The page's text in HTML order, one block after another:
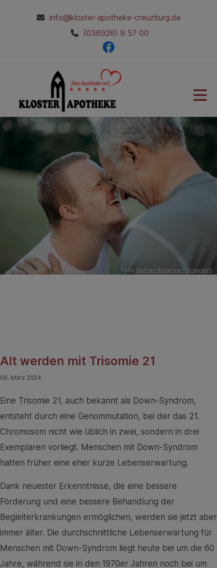
info@kloster-apotheke-creuzburg.de
(036926) 9 57 00
Foto: Nathan Anderson, Unsplash
Alt werden mit Trisomie 21
06. März 2024
Eine Trisomie 21, auch bekannt als Down-Syndrom,
entsteht durch eine Genommutation, bei der das 21.
Chromosom nicht wie üblich in zwei, sondern in drei
Exemplaren vorliegt. Menschen mit Down-Syndrom
hatten früher eine eher kurze Lebenserwartung.
Dank neuester Erkenntnisse, die eine bessere
Förderung und eine bessere Behandlung der
Begleiterkrankungen ermöglichen, werden sie jetzt aber
immer älter. Die durchschnittliche Lebenserwartung für
Menschen mit Down-Syndrom liegt heute bei um die 60
Jahre, während sie in den 1970er Jahren noch bei um